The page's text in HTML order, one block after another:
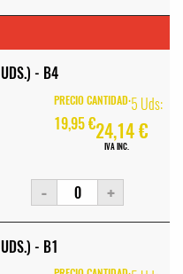
UDS.) - B4
PRECIO CANTIDAD:5 Uds:
19,95 €24,14 €
IVA INC.
- +
- B1